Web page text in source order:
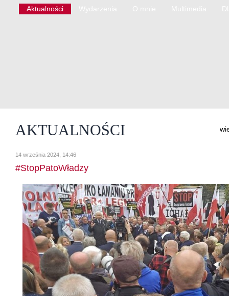
Aktualności
AKTUALNOŚCI
14 września 2024, 14:46
#StopPatoWładzy